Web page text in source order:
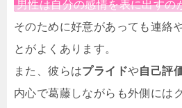
男性は自分の感情を表に出すの
そのために好意があっても連絡
とがよくあります。
また、彼らはプライドや自己評
内心で葛藤しながらも外側には